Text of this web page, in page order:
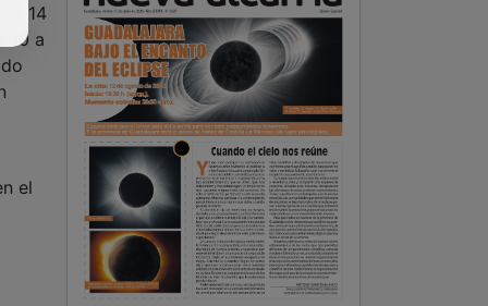
14
10 a
el